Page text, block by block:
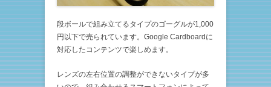
段ボールで組み立てるタイプのゴーグルが1,000
円以下で売られています。Google Cardboardに
対応したコンテンツで楽しめます。
レンズの左右位置の調整ができないタイプが多